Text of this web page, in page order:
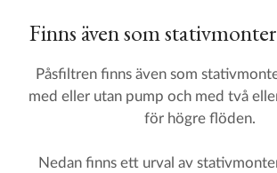
Finns även som
Påsfiltren finns även som
med eller utan pump och med två
för högre flöden.
Nedan finns ett urval av